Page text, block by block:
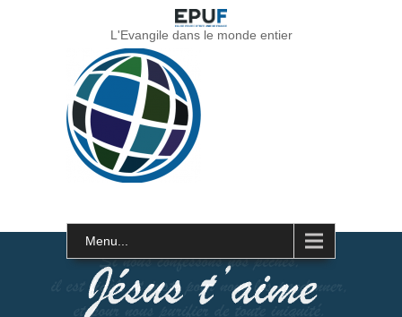
L'Evangile dans le monde entier
Menu...